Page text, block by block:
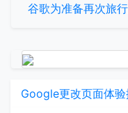
谷歌为准备再次旅
Google更改页面体